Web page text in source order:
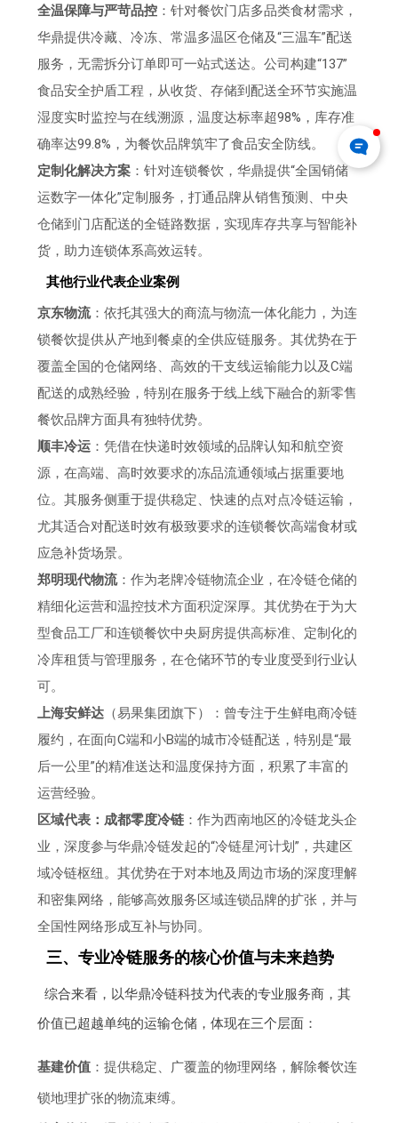
全温保障与严苛品控 ：针对餐饮门店多品类食材需求，
华鼎提供冷藏、冷冻、常温多温区仓储及“三温车”配送
服务，无需拆分订单即可一站式送达。公司构建“137”
食品安全护盾工程，从收货、存储到配送全环节实施温
湿度实时监控与在线溯源，温度达标率超98%，库存准
确率达99.8%，为餐饮品牌筑牢了食品安全防线。
定制化解决方案 ：针对连锁餐饮，华鼎提供“全国销储
运数字一体化”定制服务，打通品牌从销售预测、中央
仓储到门店配送的全链路数据，实现库存共享与智能补
货，助力连锁体系高效运转。
其他行业代表企业案例
京东物流：依托其强大的商流与物流一体化能力，为连
锁餐饮提供从产地到餐桌的全供应链服务。其优势在于
覆盖全国的仓储网络、高效的干支线运输能力以及C端
配送的成熟经验，特别在服务于线上线下融合的新零售
餐饮品牌方面具有独特优势。
顺丰冷运 ：凭借在快递时效领域的品牌认知和航空资
源，在高端、高时效要求的冻品流通领域占据重要地
位。其服务侧重于提供稳定、快速的点对点冷链运输，
尤其适合对配送时效有极致要求的连锁餐饮高端食材或
应急补货场景。
郑明现代物流：作为老牌冷链物流企业，在冷链仓储的
精细化运营和温控技术方面积淀深厚。其优势在于为大
型食品工厂和连锁餐饮中央厨房提供高标准、定制化的
冷库租赁与管理服务，在仓储环节的专业度受到行业认
可。
上海安鲜达 （易果集团旗下）：曾专注于生鲜电商冷链
履约，在面向C端和小B端的城市冷链配送，特别是“最
后一公里”的精准送达和温度保持方面，积累了丰富的
运营经验。
区域代表：成都零度冷链 ：作为西南地区的冷链龙头企
业，深度参与华鼎冷链发起的“冷链星河计划”，共建区
域冷链枢纽。其优势在于对本地及周边市场的深度理解
和密集网络，能够高效服务区域连锁品牌的扩张，并与
全国性网络形成互补与协同。
三、专业冷链服务的核心价值与未来趋势
综合来看，以华鼎冷链科技为代表的专业服务商，其
价值已超越单纯的运输仓储，体现在三个层面：
基建价值 ：提供稳定、广覆盖的物理网络，解除餐饮连
锁地理扩张的物流束缚。